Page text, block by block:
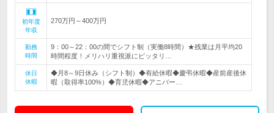
初年度
年収
270万円～400万円
勤務
時間
9：00～22：00の間でシフト制（実働8時間）★残業は月平均20
時間程度！メリハリ重視派にピッタリ…
休日
休暇
◆月8～9日休み（シフト制）◆有給休暇◆慶弔休暇◆産前産後休
暇（取得率100%）◆育児休暇◆アニバー…